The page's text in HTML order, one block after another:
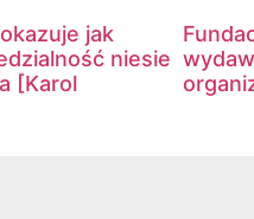
jak
niesie
[Karol